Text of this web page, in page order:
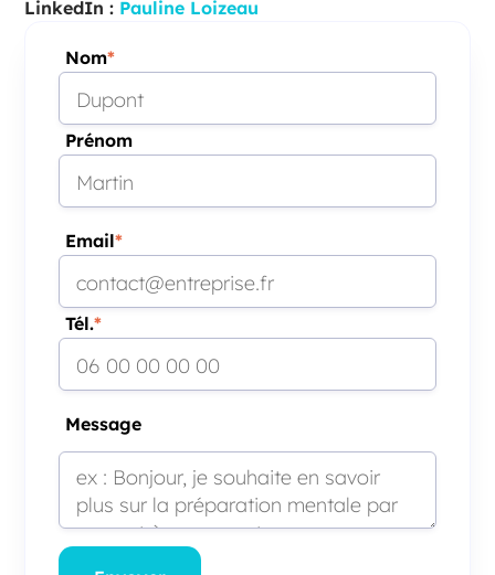
LinkedIn : Pauline Loizeau
Nom*
Prénom
Email*
Tél.*
Message